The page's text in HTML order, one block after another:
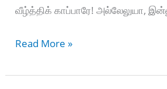
வீழ்த்திக் காப்பாரே! அல்லேலுயா,
ஆத்மமே
ஆண்டவரின்
Read More »